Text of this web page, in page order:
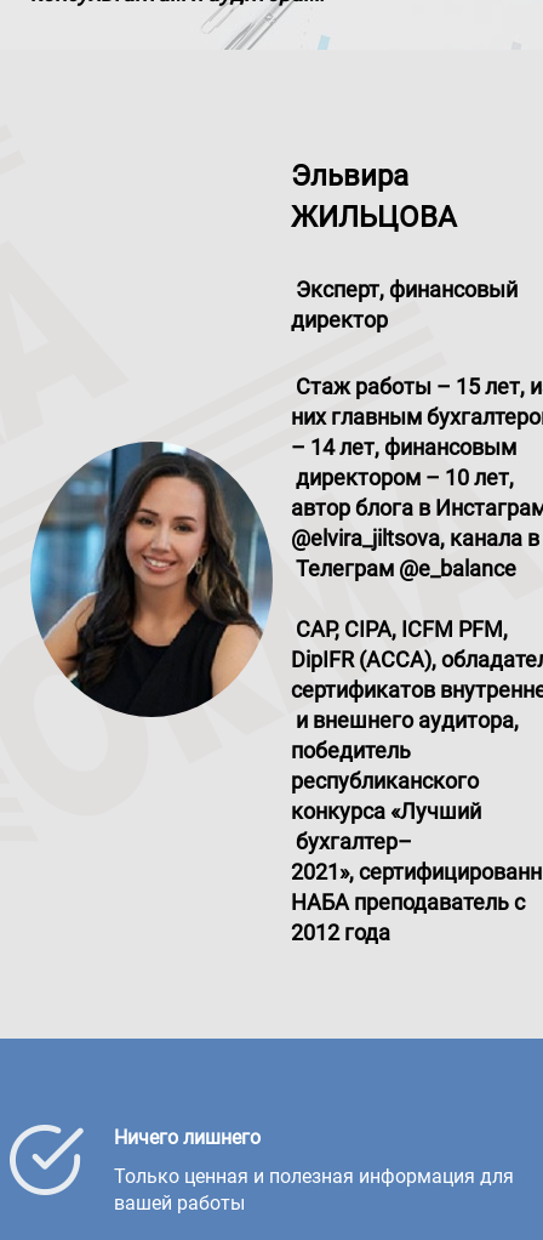
Эльвира
ЖИЛЬЦОВА
Эксперт, финансовый
директор
Стаж работы – 15 лет,
них главным
– 14 лет, финансовым
директором – 10 лет,
автор блога в
@elvira jiltsova, канала в
Телеграм @e balance
CAP, CIPA, ICFM PFM,
DipIFR (ACCA),
сертификатов
и внешнего аудитора,
победитель
республиканского
конкурса «Лучший
бухгалтер–
2021»,
НАБА преподаватель с
2012 года
Ничего лишнего
Только ценная и полезная информация для
вашей работы